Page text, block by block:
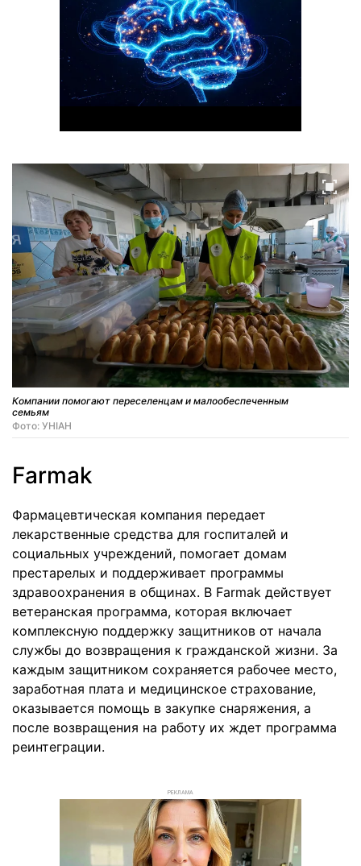
Компании помогают переселенцам и малообеспеченным
семьям
Фото: УНІАН
Farmak
Фармацевтическая компания передает
лекарственные средства для госпиталей и
социальных учреждений, помогает домам
престарелых и поддерживает программы
здравоохранения в общинах. В Farmak действует
ветеранская программа, которая включает
комплексную поддержку защитников от начала
службы до возвращения к гражданской жизни. За
каждым защитником сохраняется рабочее место,
заработная плата и медицинское страхование,
оказывается помощь в закупке снаряжения, а
после возвращения на работу их ждет программа
реинтеграции.
РЕКЛАМА